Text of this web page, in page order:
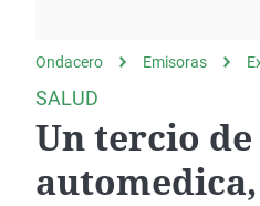
Ondacero Emisoras
SALUD
Un tercio